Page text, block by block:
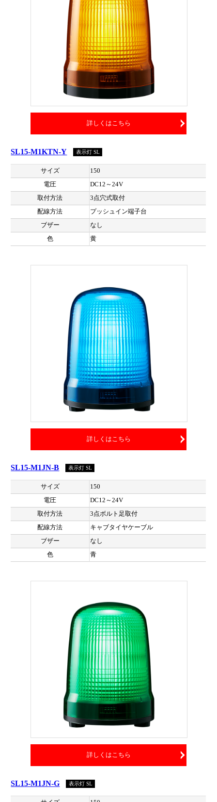
詳しくはこちら
SL15-M1KTN-Y 表示灯 SL
サイズ
150
電圧
DC12～24V
取付方法
3点穴式取付
配線方法
プッシュイン端子台
ブザー
なし
色
黄
詳しくはこちら
SL15-M1JN-B 表示灯 SL
サイズ
150
電圧
DC12～24V
取付方法
3点ボルト足取付
配線方法
キャブタイヤケーブル
ブザー
なし
色
青
詳しくはこちら
SL15-M1JN-G 表示灯 SL